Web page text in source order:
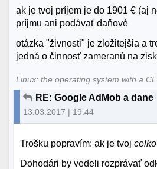
ak je tvoj príjem je do 1901 € (aj
príjmu ani podávať daňové
otázka "živnosti" je zložitejšia a
jedná o činnosť zameranú na
Linux: the operating system with a
RE: Google AdMob a dane
13.03.2017 | 19:44
Trošku popravím: ak je tvoj
Dohodári by vedeli rozprávať